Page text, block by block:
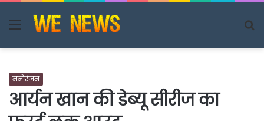
Menu
मनोरंजन
आर्यन खान की डेब्यू सीरीज का